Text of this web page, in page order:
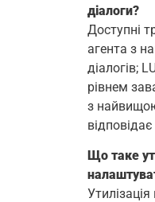
діалоги?
Доступні
агента з
діалогів;
рівнем
з
Що таке